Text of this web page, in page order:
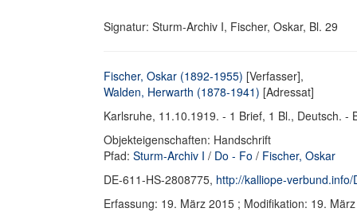
Signatur: Sturm-Archiv I, Fischer, Oskar, Bl. 29
Fischer, Oskar (1892-1955) [Verfasser],
Walden, Herwarth (1878-1941) [Adressat]
Karlsruhe, 11.10.1919. - 1 Brief, 1 Bl., Deutsch. -
Objekteigenschaften: Handschrift
Pfad: Sturm-Archiv I / Do - Fo / Fischer, Oskar
DE-611-HS-2808775, http://kalliope-
Erfassung: 19. März 2015 ; Modifikation: 19.